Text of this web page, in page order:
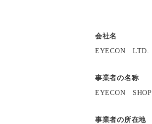
会社名
EYECON LTD.
事業者の名称
EYECON SHOP
事業者の所在地